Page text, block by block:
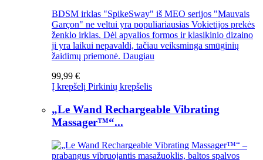
BDSM irklas "SpikeSway" iš MEO serijos "Mauvais
Garçon" ne veltui yra populiariausias Vokietijos prekės
ženklo irklas. Dėl apvalios formos ir klasikinio dizaino
ji yra laikui nepavaldi, tačiau veiksminga smūginių
žaidimų priemonė. Daugiau
99,99 €
Į krepšelį Pirkinių krepšelis
„Le Wand Rechargeable Vibrating
Massager™“...